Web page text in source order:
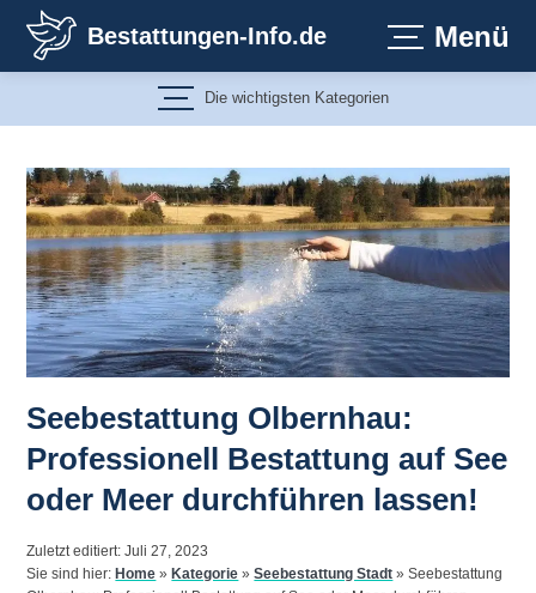
Inhalt
springen
Bestattungen-Info.de Menü
Die wichtigsten Kategorien
Seebestattung Olbernhau:
Professionell Bestattung auf See
oder Meer durchführen lassen!
Zuletzt editiert: Juli 27, 2023
Sie sind hier: Home » Kategorie »Seebestattung Stadt »Seebestattung